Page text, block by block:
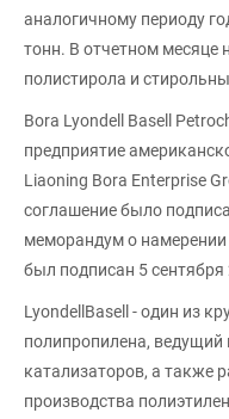
аналогичному периоду
тонн. В отчетном месяце
полистирола и
Bora Lyondell Basell
предприятие
Liaoning Bora Enterprise
соглашение было
меморандум о
был подписан 5 сентября
LyondellBasell - один из
полипропилена, ведущий
катализаторов, а также
производства